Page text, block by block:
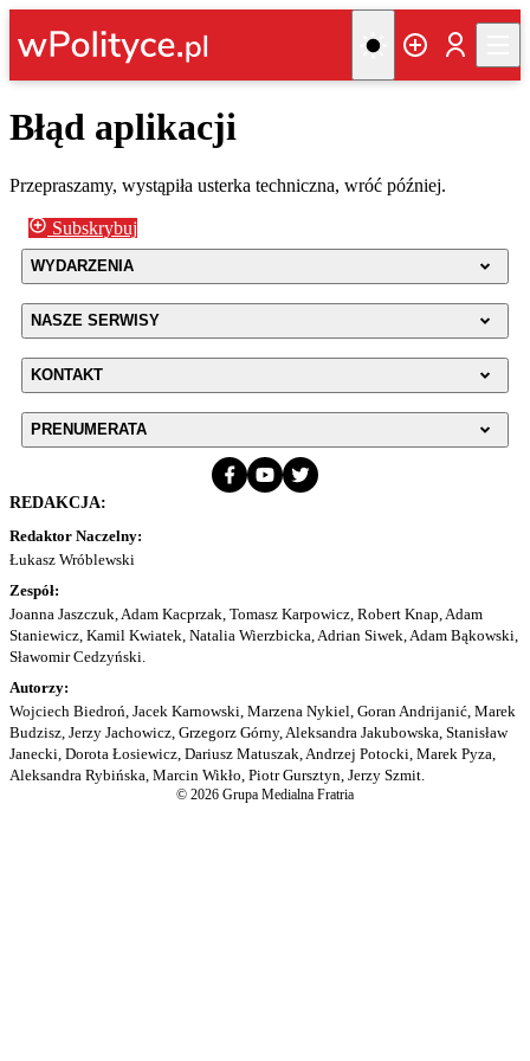
Błąd aplikacji
Przepraszamy, wystąpiła usterka techniczna, wróć później.
Subskrybuj
WYDARZENIA
NASZE SERWISY
KONTAKT
PRENUMERATA
REDAKCJA:
Redaktor Naczelny:
Łukasz Wróblewski
Zespół:
Joanna Jaszczuk, Adam Kacprzak, Tomasz Karpowicz, Robert Knap, Adam
Staniewicz, Kamil Kwiatek, Natalia Wierzbicka, Adrian Siwek, Adam Bąkowski,
Sławomir Cedzyński.
Autorzy:
Wojciech Biedroń, Jacek Karnowski, Marzena Nykiel, Goran Andrijanić, Marek
Budzisz, Jerzy Jachowicz, Grzegorz Górny, Aleksandra Jakubowska, Stanisław
Janecki, Dorota Łosiewicz, Dariusz Matuszak, Andrzej Potocki, Marek Pyza,
Aleksandra Rybińska, Marcin Wikło, Piotr Gursztyn, Jerzy Szmit.
© 2026 Grupa Medialna Fratria